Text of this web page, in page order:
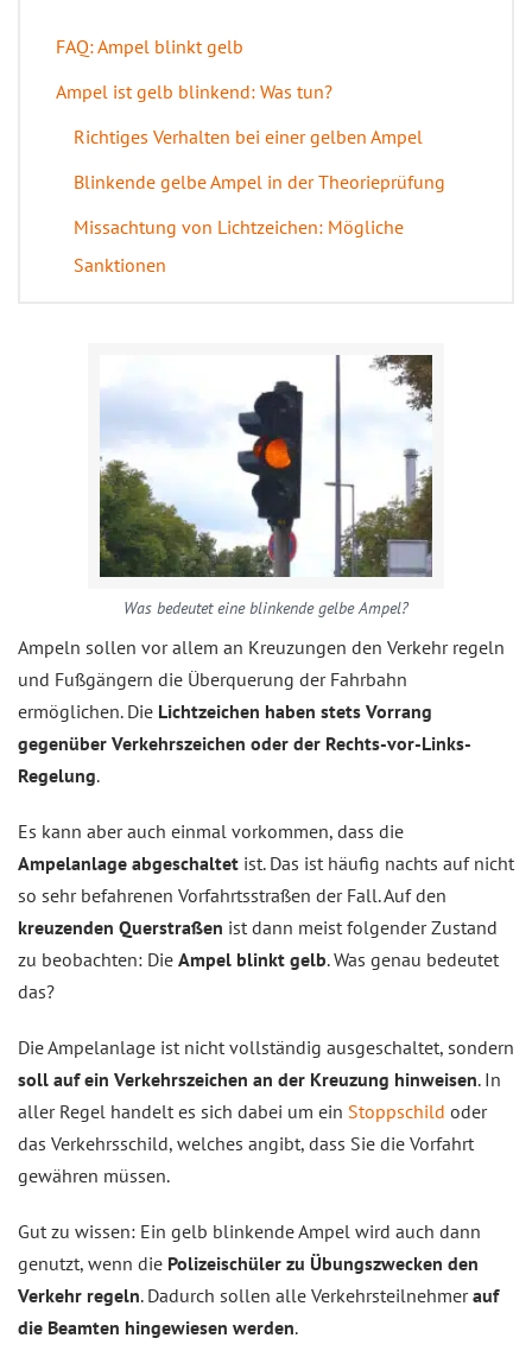
FAQ: Ampel blinkt gelb
Ampel ist gelb blinkend: Was tun?
Richtiges Verhalten bei einer gelben Ampel
Blinkende gelbe Ampel in der Theorieprüfung
Missachtung von Lichtzeichen: Mögliche
Sanktionen
Was bedeutet eine blinkende gelbe Ampel?
Ampeln sollen vor allem an Kreuzungen den Verkehr regeln
und Fußgängern die Überquerung der Fahrbahn
ermöglichen. Die Lichtzeichen haben stets Vorrang
gegenüber Verkehrszeichen oder der Rechts-vor-Links-
Regelung.
Es kann aber auch einmal vorkommen, dass die
Ampelanlage abgeschaltet ist. Das ist häufig nachts auf nicht
so sehr befahrenen Vorfahrtsstraßen der Fall. Auf den
kreuzenden Querstraßen ist dann meist folgender Zustand
zu beobachten: Die Ampel blinkt gelb. Was genau bedeutet
das?
Die Ampelanlage ist nicht vollständig ausgeschaltet, sondern
soll auf ein Verkehrszeichen an der Kreuzung hinweisen. In
aller Regel handelt es sich dabei um ein Stoppschild oder
das Verkehrsschild, welches angibt, dass Sie die Vorfahrt
gewähren müssen.
Gut zu wissen: Ein gelb blinkende Ampel wird auch dann
genutzt, wenn die Polizeischüler zu Übungszwecken den
Verkehr regeln. Dadurch sollen alle Verkehrsteilnehmerauf
die Beamten hingewiesen werden.